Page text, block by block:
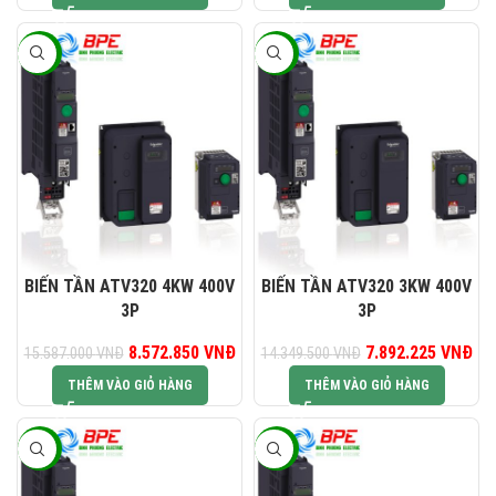
-45%
BIẾN TẦN ATV320 4KW 400V
3P
15.587.000VNĐ Giá gốc là: 15.587.000 VNĐ.
8.572.850 VNĐGiá hiện tại là: 8.572.850 VNĐ.
THÊM VÀO GIỎ HÀNG
-45%
BIẾN TẦN ATV320 3KW 400V
3P
14.349.500VNĐ
Giá gốc là:
14.349.500 VNĐ.
7.892.225 VNĐ
THÊM VÀO GIỎ HÀNG
-45% -45%